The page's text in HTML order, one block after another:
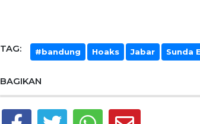
TAG: #bandung Hoaks Jabar Sunda
BAGIKAN